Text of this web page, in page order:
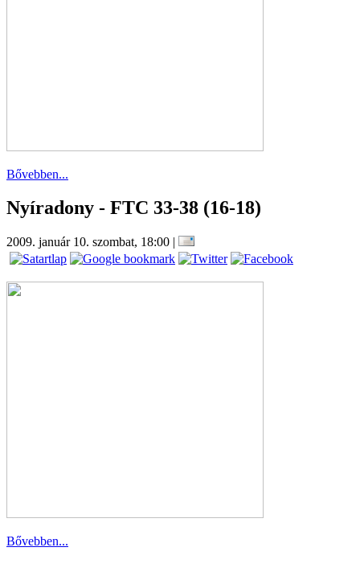
Bővebben...
Nyíradony - FTC 33-38 (16-18)
2009. január 10. szombat, 18:00 |
Bővebben...